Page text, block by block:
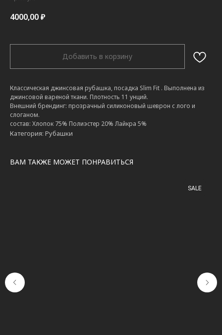
4000,00₽
Добавить в корзину
Классическая джинсовая рубашка, посадка Slim Fit . Выполнена из
джинсовой вареной ткани. Плотность 11 унций.
Внешний брендинг: прозрачный силиконовый шеврон с лого и
слоганом.
состав: Хлопок 75% Полиэстер 20% Лайкра 5%
Категория: Рубашки
ВАМ ТАКЖЕ МОЖЕТ ПОНРАВИТЬСЯ
SALE